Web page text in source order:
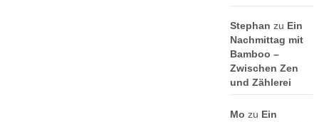
Stephan zu Ein
Nachmittag mit
Bamboo –
Zwischen Zen
und Zählerei
Mo zu Ein